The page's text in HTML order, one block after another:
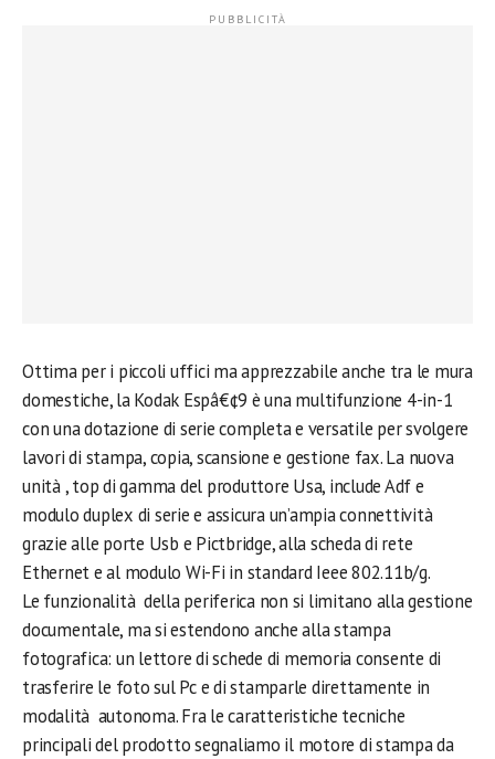
Ottima per i piccoli uffici ma apprezzabile anche tra le mura
domestiche, la Kodak Espâ€¢9 è una multifunzione 4-in-1
con una dotazione di serie completa e versatile per svolgere
lavori di stampa, copia, scansione e gestione fax. La nuova
unità , top di gamma del produttore Usa, include Adf e
modulo duplex di serie e assicura un’ampia connettività
grazie alle porte Usb e Pictbridge, alla scheda di rete
Ethernet e al modulo Wi-Fi in standard Ieee 802.11b/g.
Le funzionalità della periferica non si limitano alla gestione
documentale, ma si estendono anche alla stampa
fotografica: un lettore di schede di memoria consente di
trasferire le foto sul Pc e di stamparle direttamente in
modalità autonoma. Fra le caratteristiche tecniche
principali del prodotto segnaliamo il motore di stampa da